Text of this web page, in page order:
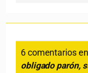
6 comentarios en
obligado parón,